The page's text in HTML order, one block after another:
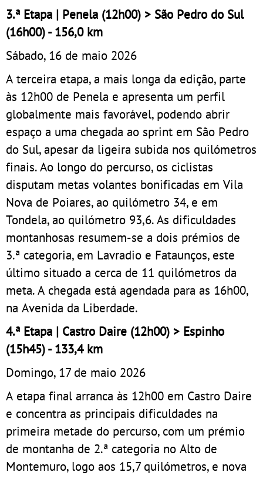
3.ª Etapa | Penela (12h00) > São Pedro do Sul
(16h00) - 156,0 km
Sábado, 16 de maio 2026
A terceira etapa, a mais longa da edição, parte
às 12h00 de Penela e apresenta um perfil
globalmente mais favorável, podendo abrir
espaço a uma chegada ao sprint em São Pedro
do Sul, apesar da ligeira subida nos quilómetros
finais. Ao longo do percurso, os ciclistas
disputam metas volantes bonificadas em Vila
Nova de Poiares, ao quilómetro 34, e em
Tondela, ao quilómetro 93,6. As dificuldades
montanhosas resumem-se a dois prémios de
3.ª categoria, em Lavradio e Fataunços, este
último situado a cerca de 11 quilómetros da
meta. A chegada está agendada para as 16h00,
na Avenida da Liberdade.
4.ª Etapa | Castro Daire (12h00) > Espinho
(15h45) - 133,4 km
Domingo, 17 de maio 2026
A etapa final arranca às 12h00 em Castro Daire
e concentra as principais dificuldades na
primeira metade do percurso, com um prémio
de montanha de 2.ª categoria no Alto de
Montemuro, logo aos 15,7 quilómetros, e nova